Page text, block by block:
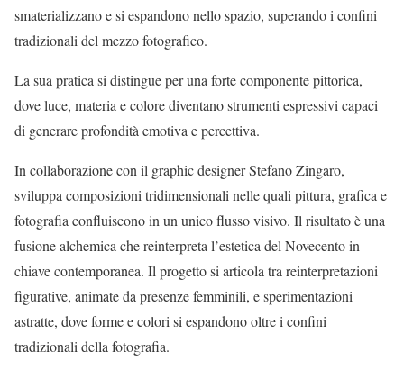
smaterializzano e si espandono nello spazio, superando i confini
tradizionali del mezzo fotografico.
La sua pratica si distingue per una forte componente pittorica,
dove luce, materia e colore diventano strumenti espressivi capaci
di generare profondità emotiva e percettiva.
In collaborazione con il graphic designer Stefano Zingaro,
sviluppa composizioni tridimensionali nelle quali pittura, grafica e
fotografia confluiscono in un unico flusso visivo. Il risultato è una
fusione alchemica che reinterpreta l’estetica del Novecento in
chiave contemporanea. Il progetto si articola tra reinterpretazioni
figurative, animate da presenze femminili, e sperimentazioni
astratte, dove forme e colori si espandono oltre i confini
tradizionali della fotografia.